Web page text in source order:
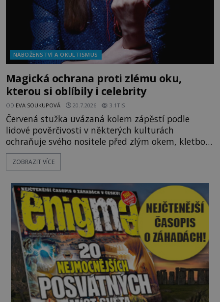
NÁBOŽENSTVÍ A OKULTISMUS
Magická ochrana proti zlému oku,
kterou si oblíbily i celebrity
OD EVA SOUKUPOVÁ 20.7.2026 3.1TIS
Červená stužka uvázaná kolem zápěstí podle
lidové pověrčivosti v některých kulturách
ochraňuje svého nositele před zlým okem, kletbou,
která může přivodit neštěstí či nemoc. S tímto
nenápadným symbolem magické ochrany lze
nebo Leonarda DiCapria. Na Blízkém východě a v
židovských komunitách po celém světě, je
ZOBRAZIT VÍCE